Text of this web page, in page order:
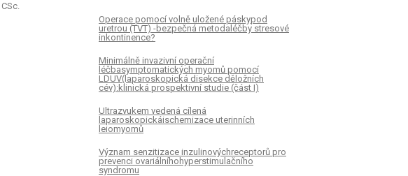
Operace pomocí volně uložené páskypod
uretrou (TVT) -bezpečná metodaléčby stresové
inkontinence?
Minimálně invazivní operační
léčbasymptomatických myomů pomocí
LDUV(laparoskopická disekce děložních
cév):klinická prospektivní studie (část I)
Ultrazvukem vedená cílená
laparoskopickáischemizace uterinních
leiomyomů
Význam senzitizace inzulinovýchreceptorů pro
prevenci ovariálníhohyperstimulačního
syndromu